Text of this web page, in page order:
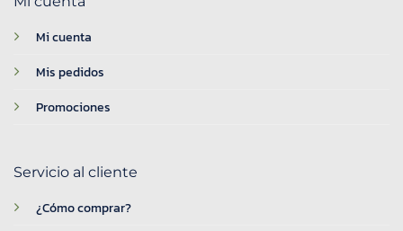
Mi cuenta
Mis pedidos
Promociones
Servicio al cliente
¿Cómo comprar?